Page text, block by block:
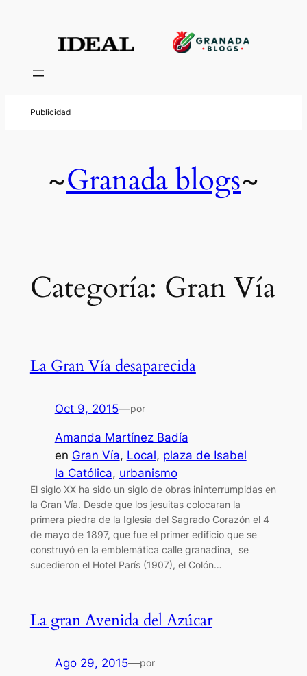
contenido
~Granada blogs~
Categoría: Gran Vía
La Gran Vía desaparecida
Oct 9, 2015—por
Amanda Martínez Badía
en Gran Vía, Local, plaza de Isabel
la Católica, urbanismo
El siglo XX ha sido un siglo de obras ininterrumpidas en
la Gran Vía. Desde que los jesuitas colocaran la
primera piedra de la Iglesia del Sagrado Corazón el 4
de mayo de 1897, que fue el primer edificio que se
construyó en la emblemática calle granadina, se
sucedieron el Hotel París (1907), el Colón…
La gran Avenida del Azúcar
Ago 29, 2015—por